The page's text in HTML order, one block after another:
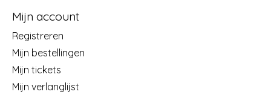
Mijn account
Registreren
Mijn bestellingen
Mijn tickets
Mijn verlanglijst